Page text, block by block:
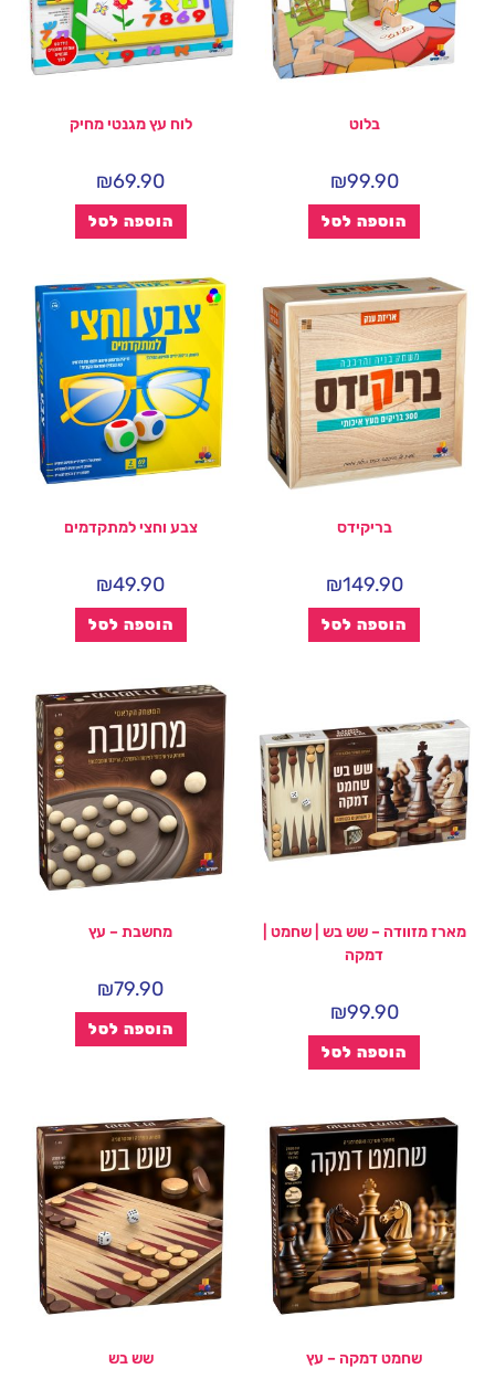
בלוט
₪99.90
הוספה לסל
לוח עץ מגנטי מחיק
₪69.90
הוספה לסל
בריקידס
₪149.90
הוספה לסל
צבע וחצי למתקדמים
₪49.90
הוספה לסל
מארז מזוודה – שש בש | שחמט |
דמקה
₪99.90
הוספה לסל
מחשבת – עץ
₪79.90
הוספה לסל
שחמט דמקה – עץ שש בש